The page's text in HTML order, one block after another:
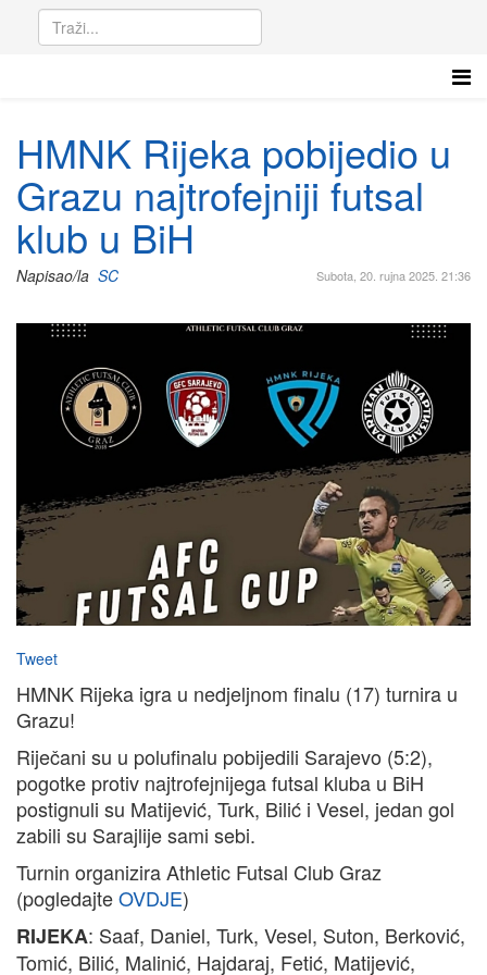
HMNK Rijeka pobijedio u
Grazu najtrofejniji futsal
klub u BiH
Subota, 20. rujna 2025. 21:36
Napisao/la SC
Tweet
HMNK Rijeka igra u nedjeljnom finalu (17) turnira u
Grazu!
Riječani su u polufinalu pobijedili Sarajevo (5:2),
pogotke protiv najtrofejnijega futsal kluba u BiH
postignuli su Matijević, Turk, Bilić i Vesel, jedan gol
zabili su Sarajlije sami sebi.
Turnin organizira Athletic Futsal Club Graz
(pogledajteOVDJE)
RIJEKA: Saaf, Daniel, Turk, Vesel, Suton, Berković,
Tomić, Bilić, Malinić, Hajdaraj, Fetić, Matijević,